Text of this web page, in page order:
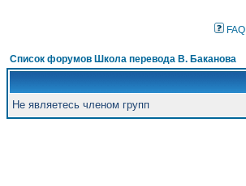
FAQ
Список форумов Школа перевода В. Баканова
Не являетесь членом групп